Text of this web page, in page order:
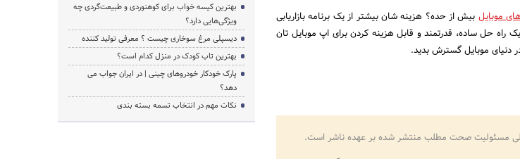
موبایل بیش از حده؟ هزینه شان بیشتر از یک برنامه بازاریابی
راه حل ساده، قدرتمند و قابل هزینه کردن برای اپ موبایل تان
دنیای موبایل گسترش بدید.
ولی مسئولیت صحت مطلب منتشر شده بر عهده ناشر است.
بهترین کیسه خواب برای کوهنوردی و طبیعت‌گردی چه
ویژگی‌هایی دارد؟
دیسپلی مرغ سوخاری چیست ؟ معرفی تولید کننده
بهترین تاب کودک در منزل کدام است؟
پارک خودکار خودروهای چینی | در ایران جواب می
دهد؟
نکات مهم در انتخاب تسمه بسته بندی